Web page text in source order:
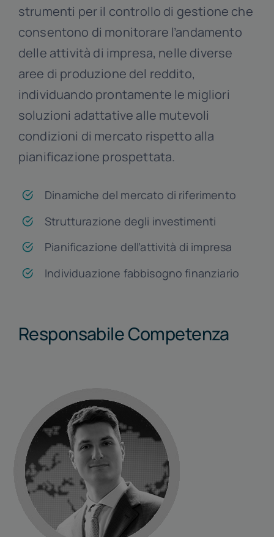
strumenti per il controllo di gestione che
consentono di monitorare l’andamento
delle attività di impresa, nelle diverse
aree di produzione del reddito,
individuando prontamente le migliori
soluzioni adattative alle mutevoli
condizioni di mercato rispetto alla
pianificazione prospettata.
Dinamiche del mercato di riferimento
Strutturazione degli investimenti
Pianificazione dell’attività di impresa
Individuazione fabbisogno finanziario
Responsabile Competenza